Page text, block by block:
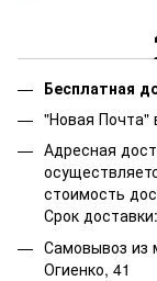
Бесплатная
"Новая Почта"
Адресная
стоимость
Срок
Самовывоз из
Огиенко, 41